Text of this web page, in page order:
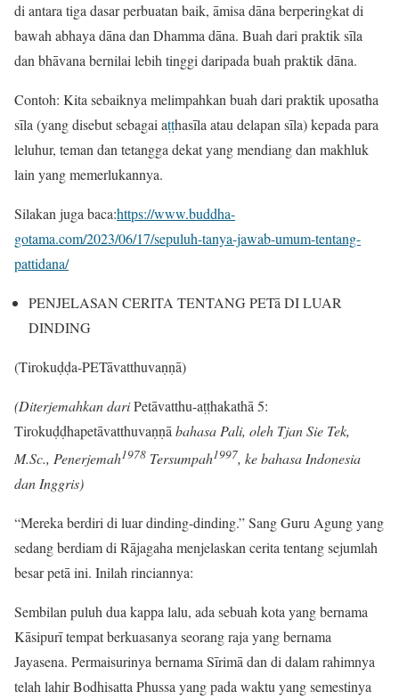
di antara tiga dasar perbuatan baik, āmisa dāna berperingkat di
bawah abhaya dāna dan Dhamma dāna. Buah dari praktik sīla
dan bhāvana bernilai lebih tinggi daripada buah praktik dāna.
Contoh: Kita sebaiknya melimpahkan buah dari praktik uposatha
sīla (yang disebut sebagai aṭṭhasīla atau delapan sīla) kepada para
leluhur, teman dan tetangga dekat yang mendiang dan makhluk
lain yang memerlukannya.
Silakan juga baca:https://www.buddha-
gotama.com/2023/06/17/sepuluh-tanya-jawab-umum-tentang-
pattidana/
PENJELASAN CERITA TENTANG PETā DI LUAR
DINDING
(Tirokuḍḍa-PETāvatthuvaṇṇā)
(Diterjemahkan dariPetāvatthu-aṭṭhakathā 5:
Tirokuḍḍhapetāvatthuvaṇṇābahasa Pali, oleh Tjan Sie Tek,
M.Sc., Penerjemah1978 Tersumpah1997, ke bahasa Indonesia
dan Inggris)
“Mereka berdiri di luar dinding-dinding.” Sang Guru Agung yang
sedang berdiam di Rājagaha menjelaskan cerita tentang sejumlah
besar petā ini. Inilah rinciannya:
Sembilan puluh dua kappa lalu, ada sebuah kota yang bernama
Kāsipurī tempat berkuasanya seorang raja yang bernama
Jayasena. Permaisurinya bernama Sīrimā dan di dalam rahimnya
telah lahir Bodhisatta Phussa yang pada waktu yang semestinya